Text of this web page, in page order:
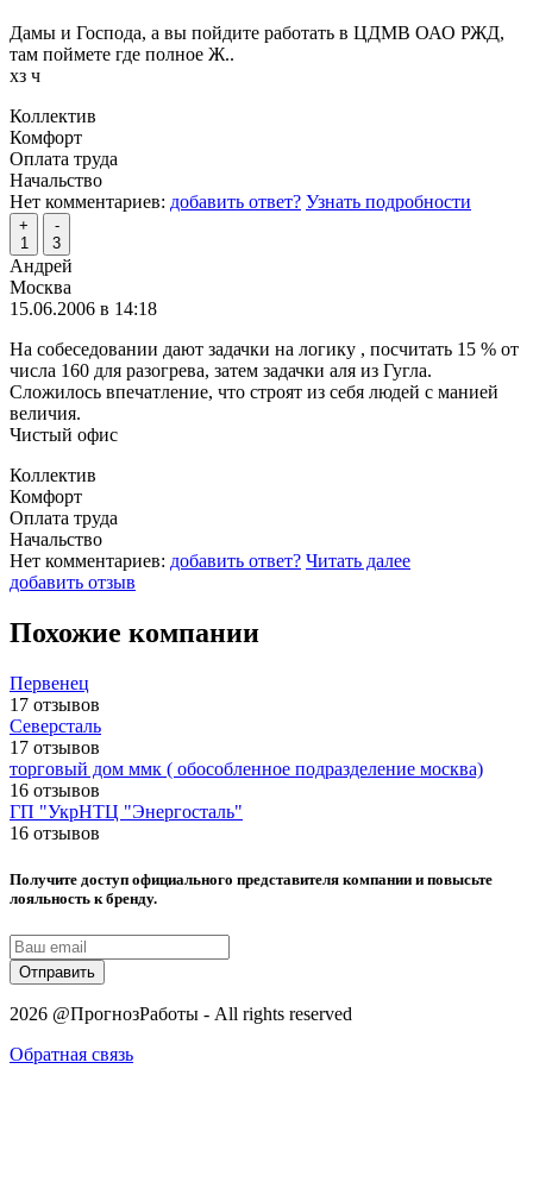
Дамы и Господа, а вы пойдите работать в ЦДМВ ОАО РЖД,
там поймете где полное Ж..
хз ч
Коллектив
Комфорт
Оплата труда
Начальство
Нет комментариев: добавить ответ? Узнать подробности
+
1
-
3
Андрей
Москва
15.06.2006 в 14:18
На собеседовании дают задачки на логику , посчитать 15 % от
числа 160 для разогрева, затем задачки аля из Гугла.
Сложилось впечатление, что строят из себя людей с манией
величия.
Чистый офис
Коллектив
Комфорт
Оплата труда
Начальство
Нет комментариев: добавить ответ? Читать далее
добавить отзыв
Похожие компании
Первенец
17 отзывов
Северсталь
17 отзывов
торговый дом ммк ( обособленное подразделение москва)
16 отзывов
ГП "УкрНТЦ "Энергосталь"
16 отзывов
Получите доступ официального представителя компании и повысьте
лояльность к бренду.
Отправить
2026 @ПрогнозРаботы - All rights reserved
Обратная связь